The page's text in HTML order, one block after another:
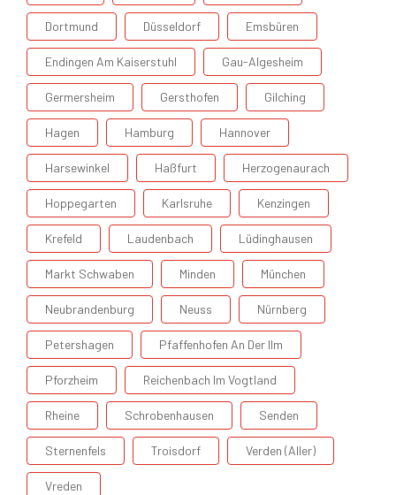
Dortmund Düsseldorf Emsbüren
Endingen Am Kaiserstuhl Gau-Algesheim
Germersheim Gersthofen Gilching
Hagen Hamburg Hannover
Harsewinkel Haßfurt Herzogenaurach
Hoppegarten Karlsruhe Kenzingen
Krefeld Laudenbach Lüdinghausen
Markt Schwaben Minden München
Neubrandenburg Neuss Nürnberg
Petershagen Pfaffenhofen An Der Ilm
Pforzheim Reichenbach Im Vogtland
Rheine Schrobenhausen Senden
Sternenfels Troisdorf Verden (Aller)
Vreden